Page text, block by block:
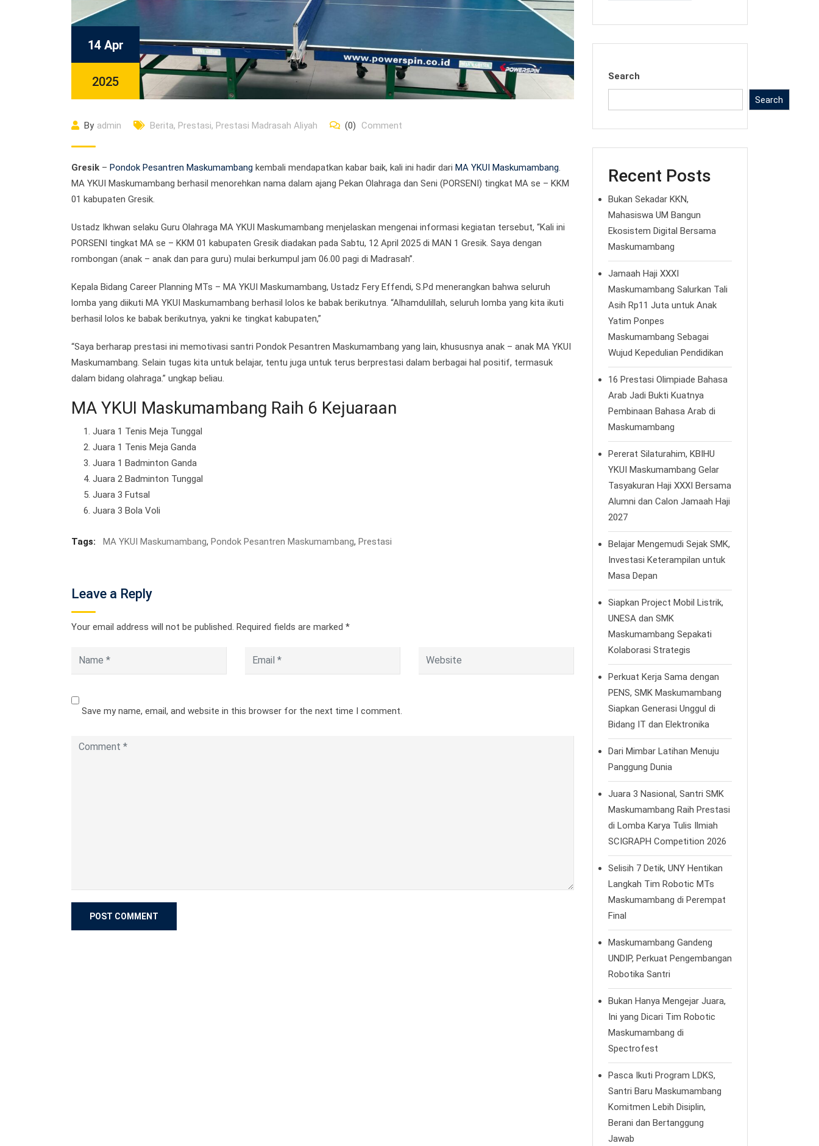
14 Apr
2025
By admin Berita, Prestasi, Prestasi Madrasah Aliyah (0) Comment
Gresik – Pondok Pesantren Maskumambang kembali mendapatkan kabar baik, kali ini hadir dari MA YKUI Maskumambang
MA YKUI Maskumambang berhasil menorehkan nama dalam ajang Pekan Olahraga dan Seni (PORSENI) tingkat MA se – KKM
01 kabupaten Gresik.
Ustadz Ikhwan selaku Guru Olahraga MA YKUI Maskumambang menjelaskan mengenai informasi kegiatan tersebut, “Kali ini
PORSENI tingkat MA se – KKM 01 kabupaten Gresik diadakan pada Sabtu, 12 April 2025 di MAN 1 Gresik. Saya dengan
rombongan (anak – anak dan para guru) mulai berkumpul jam 06.00 pagi di Madrasah”.
Kepala Bidang Career Planning MTs – MA YKUI Maskumambang, Ustadz Fery Effendi, S.Pd menerangkan bahwa seluruh
lomba yang diikuti MA YKUI Maskumambang berhasil lolos ke babak berikutnya. “Alhamdulillah, seluruh lomba yang kita ikuti
berhasil lolos ke babak berikutnya, yakni ke tingkat kabupaten,”
“Saya berharap prestasi ini memotivasi santri Pondok Pesantren Maskumambang yang lain, khususnya anak – anak MA YKUI
Maskumambang. Selain tugas kita untuk belajar, tentu juga untuk terus berprestasi dalam berbagai hal positif, termasuk
dalam bidang olahraga.” ungkap beliau.
MA YKUI Maskumambang Raih 6 Kejuaraan
Juara 1 Tenis Meja Tunggal
Juara 1 Tenis Meja Ganda
Juara 1 Badminton Ganda
Juara 2 Badminton Tunggal
Juara 3 Futsal
Juara 3 Bola Voli
Tags: MA YKUI Maskumambang, Pondok Pesantren Maskumambang, Prestasi
Leave a Reply
Your email address will not be published. Required fields are marked *
Save my name, email, and website in this browser for the next time I comment.
Search
Search
Recent Posts
Bukan Sekadar KKN,
Mahasiswa UM Bangun
Ekosistem Digital Bersama
Maskumambang
Jamaah Haji XXXI
Maskumambang Salurkan Tali
Asih Rp11 Juta untuk Anak
Yatim Ponpes
Maskumambang Sebagai
Wujud Kepedulian Pendidikan
16 Prestasi Olimpiade Bahasa
Arab Jadi Bukti Kuatnya
Pembinaan Bahasa Arab di
Maskumambang
Pererat Silaturahim, KBIHU
YKUI Maskumambang Gelar
Tasyakuran Haji XXXI Bersama
Alumni dan Calon Jamaah Haji
2027
Belajar Mengemudi Sejak SMK,
Investasi Keterampilan untuk
Masa Depan
Siapkan Project Mobil Listrik,
UNESA dan SMK
Maskumambang Sepakati
Kolaborasi Strategis
Perkuat Kerja Sama dengan
PENS, SMK Maskumambang
Siapkan Generasi Unggul di
Bidang IT dan Elektronika
Dari Mimbar Latihan Menuju
Panggung Dunia
Juara 3 Nasional, Santri SMK
Maskumambang Raih Prestasi
di Lomba Karya Tulis Ilmiah
SCIGRAPH Competition 2026
Selisih 7 Detik, UNY Hentikan
Langkah Tim Robotic MTs
Maskumambang di Perempat
Final
Maskumambang Gandeng
UNDIP, Perkuat Pengembangan
Robotika Santri
Bukan Hanya Mengejar Juara,
Ini yang Dicari Tim Robotic
Maskumambang di
Spectrofest
Pasca Ikuti Program LDKS,
Santri Baru Maskumambang
Komitmen Lebih Disiplin,
Berani dan Bertanggung
Jawab